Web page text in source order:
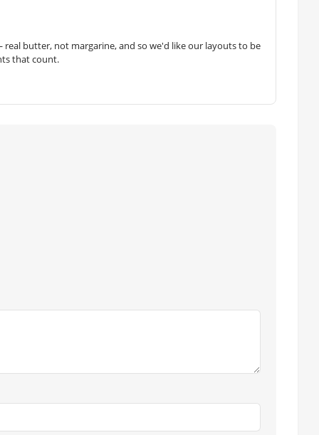
butter, not margarine, and so we'd like our layouts to be
that count.